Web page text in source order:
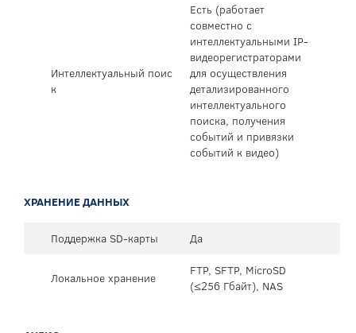
Интеллектуальный поис
к
Есть (работает
совместно с
интеллектуальными IP-
видеорегистраторами
для осуществления
детализированного
интеллектуального
поиска, получения
событий и привязки
событий к видео)
ХРАНЕНИЕ ДАННЫХ
Поддержка SD-карты Да
Локальное хранение
FTP, SFTP, MicroSD
(≤256 Гбайт), NAS